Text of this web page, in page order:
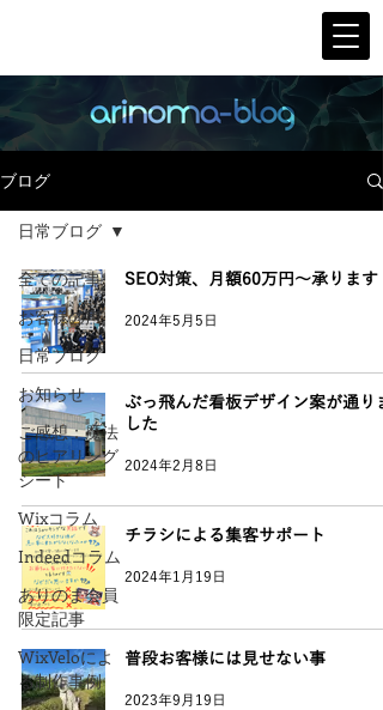
ブログ
全ての記事
お客様の声
日常ブログ
お知らせ
ご感想：魔法
のヒアリング
シート
Wixコラム
Indeedコラム
ありのま会員
限定記事
WixVeloによ
る制作事例
日常ブログ
SEO対策、月額60万円～承ります
2024年5月5日
ぶっ飛んだ看板デザイン案が通りま
した
2024年2月8日
チラシによる集客サポート
2024年1月19日
普段お客様には見せない事
2023年9月19日